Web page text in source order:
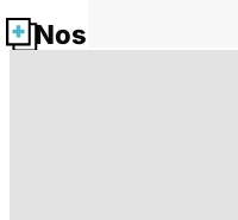
Nos fiches santé